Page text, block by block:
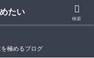
たい
を極めるブログ
たい
検索